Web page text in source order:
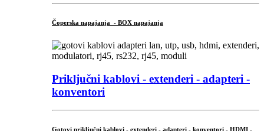
Čoperska napajanja - BOX napajanja
Priključni kablovi - extenderi - adapteri -
konventori
Gotovi priključni kablovi - extenderi - adapteri - konventori - HDMI -